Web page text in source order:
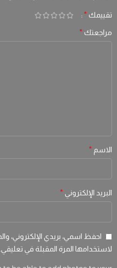
تقييمك *
مراجعتك *
الاسم *
البريد الإلكتروني *
احفظ اسمي، بريدي الإلكتروني،
لاستخدامها المرة المقبلة في تعليقي.